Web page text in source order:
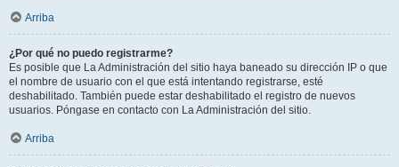
Arriba
¿Por qué no puedo registrarme?
Es posible que La Administración del sitio haya baneado su dirección IP o que
el nombre de usuario con el que está intentando registrarse, esté
deshabilitado. También puede estar deshabilitado el registro de nuevos
usuarios. Póngase en contacto con La Administración del sitio.
Arriba